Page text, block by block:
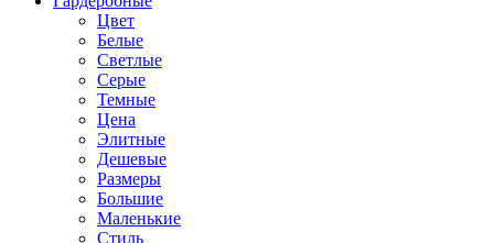
Цвет
Белые
Светлые
Серые
Темные
Цена
Элитные
Дешевые
Размеры
Большие
Маленькие
Стиль